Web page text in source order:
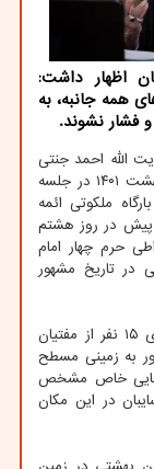
اظهار داشت:
همه جانبه، به
فشار نشوند.
الله احمد جنتی
دبیر شورای نگهبان بامداد امروز چهارشنبه ۲۱ اردیبهشت ۱۴۰۱ در جلسه
ملکوتی ائمه
اظهار داشت: حدود ۱۰۰ سال پیش در روز هشتم
افراطی حرم چهار امام
در تاریخ مشهور
وی اضافه کرد: در این روز قبرستان بقیع با فتوای ۱۵ نفر از مفتیان
به زمینی مسطح
هایی خاص مشخص
در این مکان